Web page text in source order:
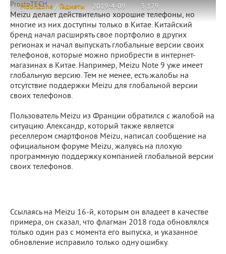
MobilZone / Гаджеты 2019-4-09 3 179
ProstoTECH
Meizu делает действительно хорошие телефоны, но
многие из них доступны только в Китае. Китайский
бренд начал расширять свое портфолио в других
регионах и начал выпускать глобальные версии своих
телефонов, которые можно приобрести в интернет-
магазинах в Китае. Например, Meizu Note 9 уже имеет
глобальную версию. Тем не менее, есть жалобы на
отсутствие поддержки Meizu для глобальной версии
своих телефонов.
Пользователь Meizu из Франции обратился с жалобой на
ситуацию. Александр, который также является
реселлером смартфонов Meizu, написал сообщение на
официальном форуме Meizu, жалуясь на плохую
программную поддержку компанией глобальной версии
своих телефонов.
Ссылаясь на Meizu 16-й, которым он владеет в качестве
примера, он сказал, что флагман 2018 года обновлялся
только один раз с момента его выпуска, и указанное
обновление исправило только одну ошибку.